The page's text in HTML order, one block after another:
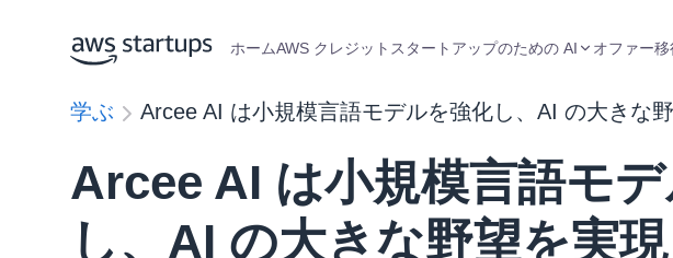
ホームAWS クレジット スタートアップのための AI オファー移
学ぶ Arcee AI は小規模言語モデルを強化し、AI の大きな
Arcee AI は小規模言語モ
し、AI の大きな野望を実